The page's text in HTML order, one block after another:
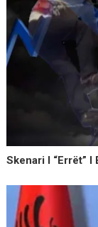
Skenari I “errët” I